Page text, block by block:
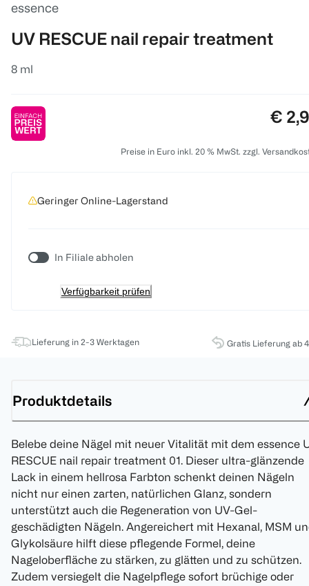
essence
UV RESCUE nail repair treatment
8 ml
€
Preise in Euro inkl. 20 % MwSt. zzgl.
Geringer Online-Lagerstand
In Filiale abholen
Verfügbarkeit prüfen
Lieferung in 2-3 Werktagen Gratis Lieferung ab
Produktdetails
Belebe deine Nägel mit neuer Vitalität mit dem essence
RESCUE nail repair treatment 01. Dieser ultra-glänzende
Lack in einem hellrosa Farbton schenkt deinen Nägeln
nicht nur einen zarten, natürlichen Glanz, sondern
unterstützt auch die Regeneration von UV-Gel-
geschädigten Nägeln. Angereichert mit Hexanal, MSM
Glykolsäure hilft diese pflegende Formel, deine
Nageloberfläche zu stärken, zu glätten und zu schützen.
Zudem versiegelt die Nagelpflege sofort brüchige oder